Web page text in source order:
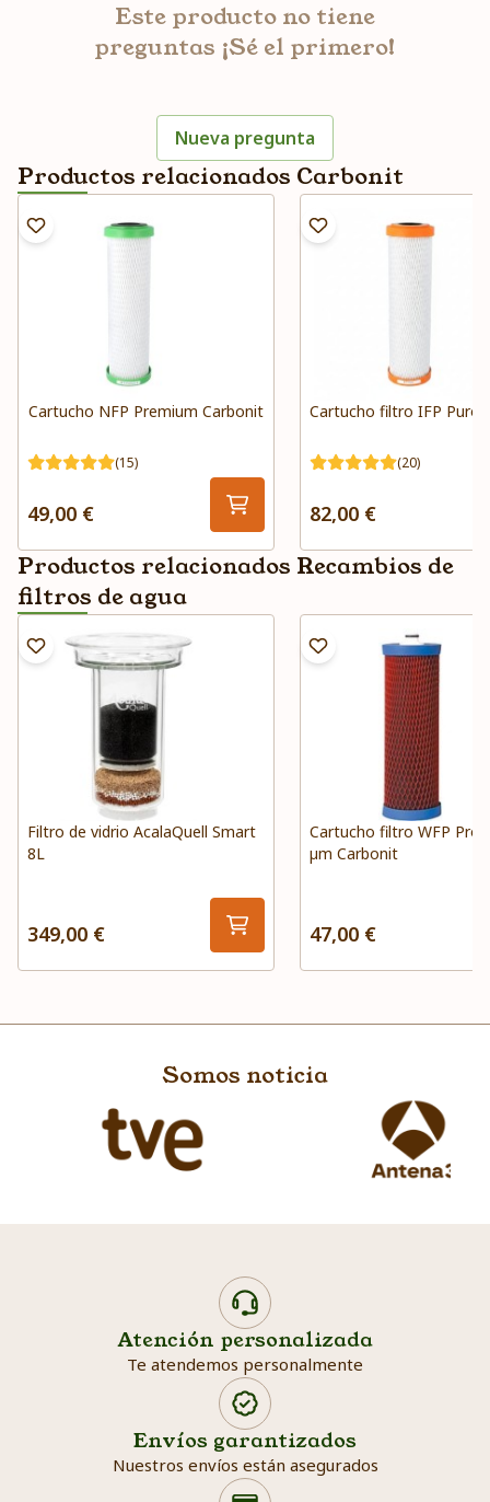
Este producto no tiene
preguntas ¡Sé el primero!
Nueva pregunta
Productos relacionados Carbonit
Cartucho NFP Premium Carbonit
(15)
49,00 €
Cartucho filtro IFP Puro
(20)
82,00 €
Productos relacionados Recambios de
filtros de agua
Filtro de vidrio AcalaQuell Smart
8L
349,00 €
Cartucho filtro WFP
µm Carbonit
47,00 €
Somos noticia
Atención personalizada
Te atendemos personalmente
Envíos garantizados
Nuestros envíos están asegurados
Search products